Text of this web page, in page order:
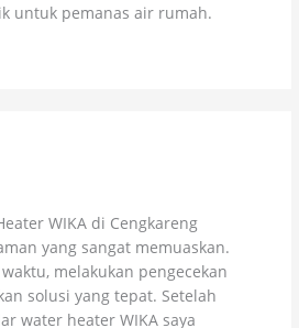
untuk pemanas air rumah.
WIKA di Cengkareng
yang sangat memuaskan.
melakukan pengecekan
solusi yang tepat. Setelah
water heater WIKA saya